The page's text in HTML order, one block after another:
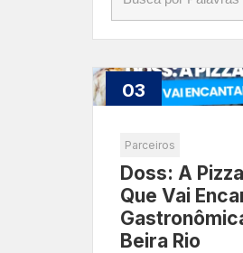
03
Parceiros
Doss: A
Que Vai
Beira Rio